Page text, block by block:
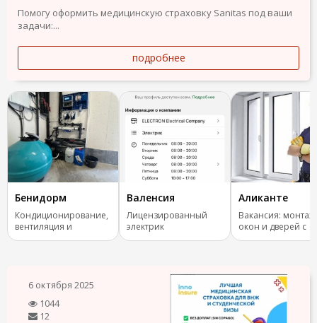
Помогу оформить медицинскую страховку Sanitas под ваши
задачи:...
подробнее
Бенидорм
Кондиционирование,
вентиляция и
отопление.
Валенсия
Лицензированный
электрик
Аликанте
Вакансия:
окон и дверей с
правами B
6 октября 2025
1044
12